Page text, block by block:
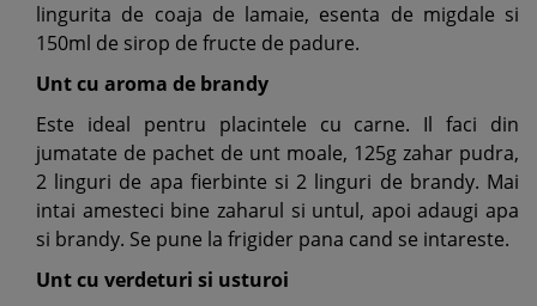
lingurita de coaja de lamaie, esenta de migdale si
150ml de sirop de fructe de padure.
Unt cu aroma de brandy
Este ideal pentru placintele cu carne. Il faci din
jumatate de pachet de unt moale, 125g zahar pudra,
2 linguri de apa fierbinte si 2 linguri de brandy. Mai
intai amesteci bine zaharul si untul, apoi adaugi apa
si brandy. Se pune la frigider pana cand se intareste.
Unt cu verdeturi si usturoi